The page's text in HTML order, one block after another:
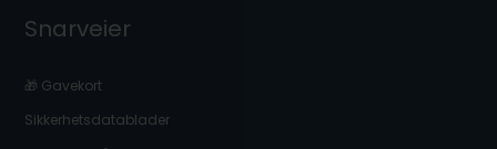
Snarveier
🎁 Gavekort
Sikkerhetsdatablader